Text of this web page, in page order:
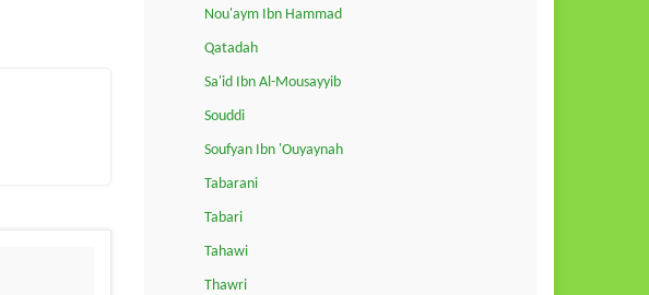
Nou'aym Ibn Hammad
Qatadah
Sa'id Ibn Al-Mousayyib
Souddi
Soufyan Ibn 'Ouyaynah
Tabarani
Tabari
Tahawi
Thawri